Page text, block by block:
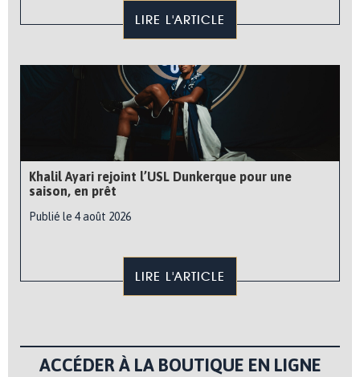
LIRE L'ARTICLE
Khalil Ayari rejoint l’USL Dunkerque pour une
saison, en prêt
Publié le 4 août 2026
LIRE L'ARTICLE
ACCÉDER À LA BOUTIQUE EN LIGNE